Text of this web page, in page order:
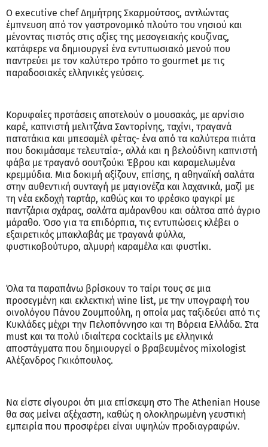
Ο executive chef Δημήτρης Σκαρμούτσος, αντλώντας
έμπνευση από τον γαστρονομικό πλούτο του νησιού και
μένοντας πιστός στις αξίες της μεσογειακής κουζίνας,
κατάφερε να δημιουργεί ένα εντυπωσιακό μενού που
παντρεύει με τον καλύτερο τρόπο το gourmet με τις
παραδοσιακές ελληνικές γεύσεις.
Κορυφαίες προτάσεις αποτελούν o μουσακάς, με αρνίσιο
καρέ, καπνιστή μελιτζάνα Σαντορίνης, ταχίνι, τραγανά
πατατάκια και μπεσαμέλ φέτας- ένα από τα καλύτερα πιάτα
που δοκιμάσαμε τελευταία-, αλλά και η βελούδινη καπνιστή
φάβα με τραγανό σουτζούκι Έβρου και καραμελωμένα
κρεμμύδια. Μια δοκιμή αξίζουν, επίσης, η αθηναϊκή σαλάτα
στην αυθεντική συνταγή με μαγιονέζα και λαχανικά, μαζί με
τη νέα εκδοχή ταρτάρ, καθώς και το φρέσκο φαγκρί με
παντζάρια σχάρας, σαλάτα αμάρανθου και σάλτσα από άγριο
μάραθο. Όσο για τα επιδόρπια, τις εντυπώσεις κλέβει ο
εξαιρετικός μπακλαβάς με τραγανά φύλλα,
φυστικοβούτυρο, αλμυρή καραμέλα και φυστίκι.
Όλα τα παραπάνω βρίσκουν το ταίρι τους σε μια
προσεγμένη και εκλεκτική wine list, με την υπογραφή του
οινολόγου Πάνου Ζουμπούλη, η οποία μας ταξιδεύει από τις
Κυκλάδες μέχρι την Πελοπόννησο και τη Βόρεια Ελλάδα. Στα
must και τα πολύ ιδιαίτερα cocktails με ελληνικά
αποστάγματα που δημιουργεί ο βραβευμένος mixologist
Αλέξανδρος Γκικόπουλος.
Να είστε σίγουροι ότι μια επίσκεψη στο The Athenian House
θα σας μείνει αξέχαστη, καθώς η ολοκληρωμένη γευστική
εμπειρία που προσφέρει είναι υψηλών προδιαγραφών.